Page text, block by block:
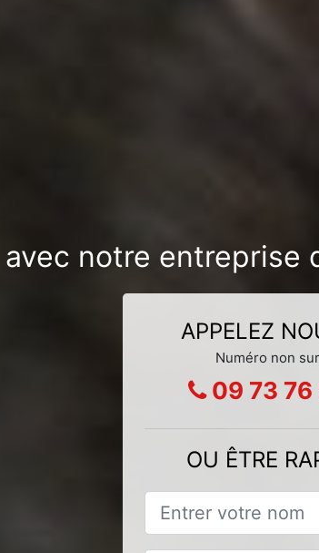
notre
APPELEZ
Numéro non
09 73 76
OU ÊTRE